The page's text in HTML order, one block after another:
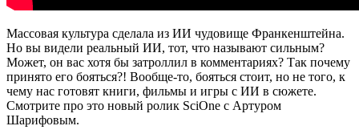
Массовая культура сделала из ИИ чудовище Франкенштейна.
Но вы видели реальный ИИ, тот, что называют сильным?
Может, он вас хотя бы затроллил в комментариях? Так почему
принято его бояться?! Вообще-то, бояться стоит, но не того, к
чему нас готовят книги, фильмы и игры с ИИ в сюжете.
Смотрите про это новый ролик SciOne с Артуром
Шарифовым.